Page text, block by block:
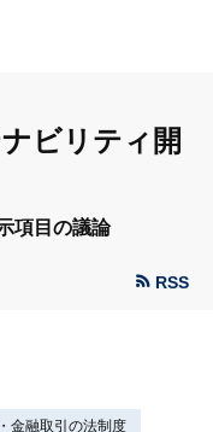
ビリティ開
項目の議論
RSS
金融取引の法制度